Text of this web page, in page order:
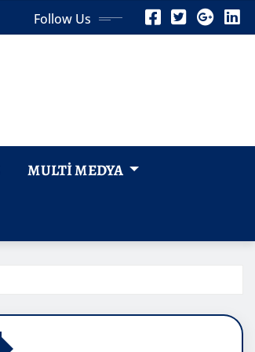
Follow Us
MULTI MEDYA